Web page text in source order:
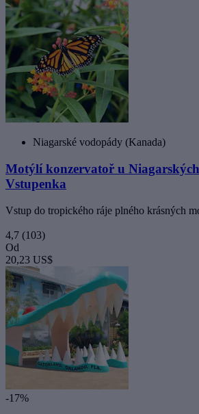
Niagarské vodopády (Kanada)
Motýlí konzervatoř u
Vstupenka
Vstup do tropického ráje plného krásných
4,7 (103)
Od
20,23 US$
-17%